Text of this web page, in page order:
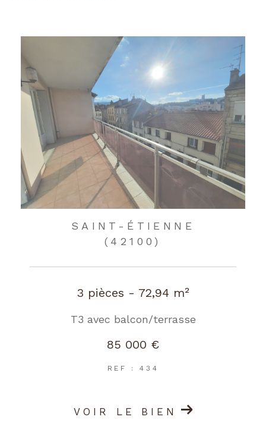
SAINT-ÉTIENNE
(42100)
3 pièces - 72,94 m²
T3 avec balcon/terrasse
85 000 €
REF : 434
VOIR LE BIEN